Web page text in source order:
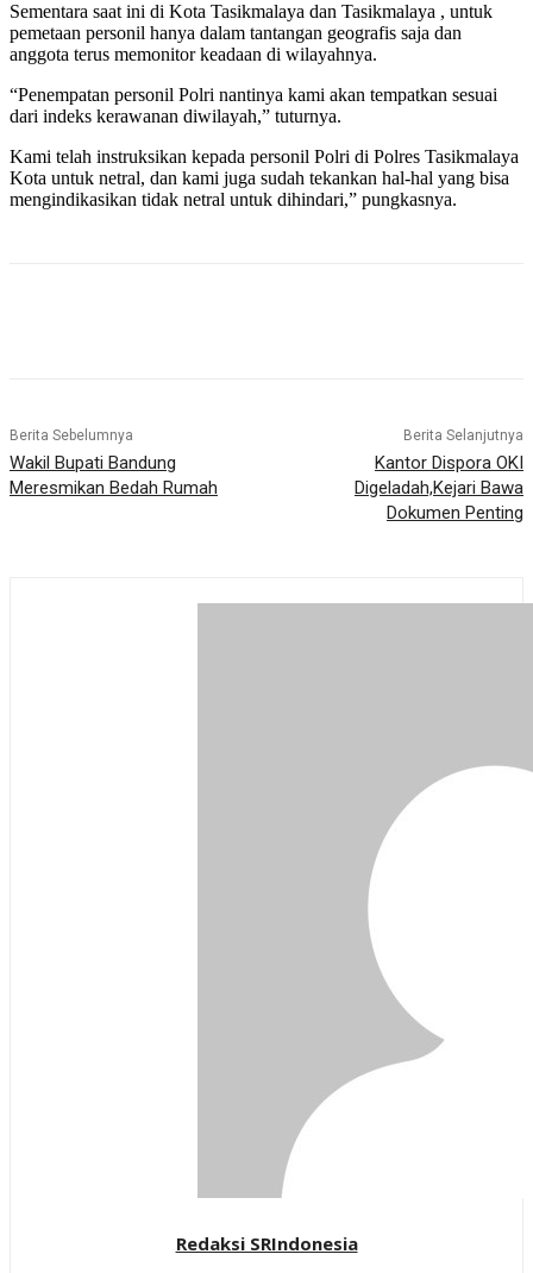
Sementara saat ini di Kota Tasikmalaya dan Tasikmalaya , untuk
pemetaan personil hanya dalam tantangan geografis saja dan
anggota terus memonitor keadaan di wilayahnya.
“Penempatan personil Polri nantinya kami akan tempatkan sesuai
dari indeks kerawanan diwilayah,” tuturnya.
Kami telah instruksikan kepada personil Polri di Polres Tasikmalaya
Kota untuk netral, dan kami juga sudah tekankan hal-hal yang bisa
mengindikasikan tidak netral untuk dihindari,” pungkasnya.
Berita Sebelumnya
Wakil Bupati Bandung
Meresmikan Bedah Rumah
Berita Selanjutnya
Kantor Dispora OKI
Digeladah,Kejari Bawa
Dokumen Penting
Redaksi SRIndonesia